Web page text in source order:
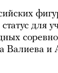
для
Валиева и